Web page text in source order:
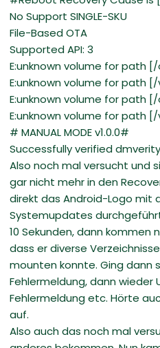
No Support SINGLE-SKU
File-Based OTA
Supported API: 3
E:unknown volume for path
E:unknown volume for path
E:unknown volume for path
E:unknown volume for path
# MANUAL MODE v1.0.0#
Successfully verified
Also noch mal versucht und
gar nicht mehr in den
direkt das Android-Logo mit
Systemupdates
10 Sekunden, dann kommen
dass er diverse
mounten konnte. Ging dann
Fehlermeldung, dann wieder
Fehlermeldung etc. Hörte
auf.
Also auch das noch mal